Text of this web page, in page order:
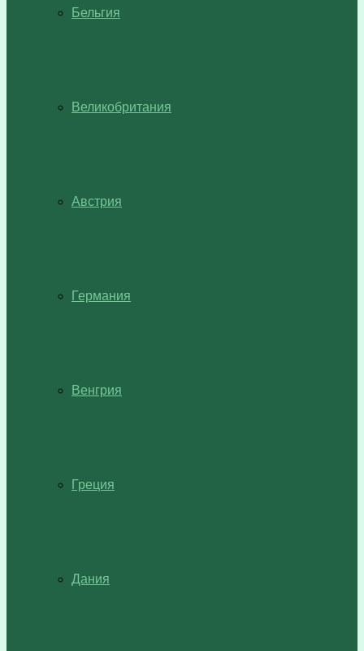
Бельгия
Великобритания
Австрия
Германия
Венгрия
Греция
Дания